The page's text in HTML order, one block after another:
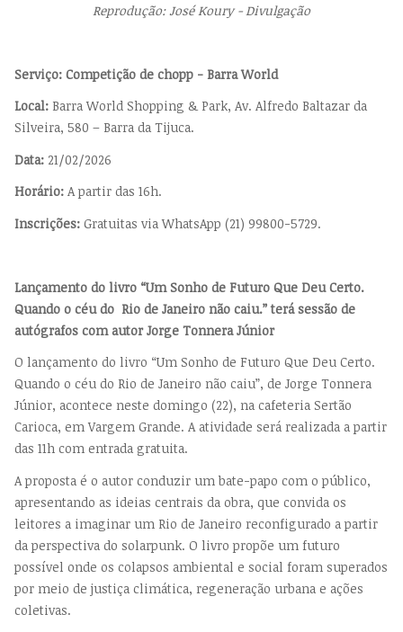
Reprodução: José Koury - Divulgação
Serviço: Competição de chopp - Barra World
Local: Barra World Shopping & Park, Av. Alfredo Baltazar da
Silveira, 580 – Barra da Tijuca.
Data: 21/02/2026
Horário: A partir das 16h.
Inscrições: Gratuitas via WhatsApp (21) 99800-5729.
Lançamento do livro “Um Sonho de Futuro Que Deu Certo.
Quando o céu do Rio de Janeiro não caiu.” terá sessão de
autógrafos com autor Jorge Tonnera Júnior
O lançamento do livro “Um Sonho de Futuro Que Deu Certo.
Quando o céu do Rio de Janeiro não caiu”, de Jorge Tonnera
Júnior, acontece neste domingo (22), na cafeteria Sertão
Carioca, em Vargem Grande. A atividade será realizada a partir
das 11h com entrada gratuita.
A proposta é o autor conduzir um bate-papo com o público,
apresentando as ideias centrais da obra, que convida os
leitores a imaginar um Rio de Janeiro reconfigurado a partir
da perspectiva do solarpunk. O livro propõe um futuro
possível onde os colapsos ambiental e social foram superados
por meio de justiça climática, regeneração urbana e ações
coletivas.